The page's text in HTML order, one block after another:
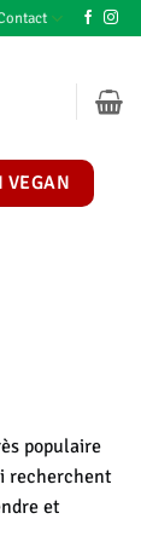
VEGAN
populaire
recherchent
et